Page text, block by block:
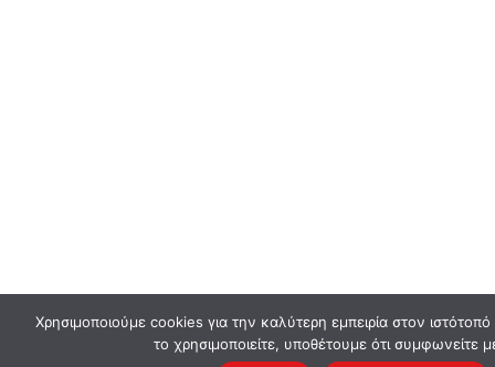
Χρησιμοποιούμε cookies για την καλύτερη εμπειρία στον
το χρησιμοποιείτε, υποθέτουμε ότι συμφωνείτε